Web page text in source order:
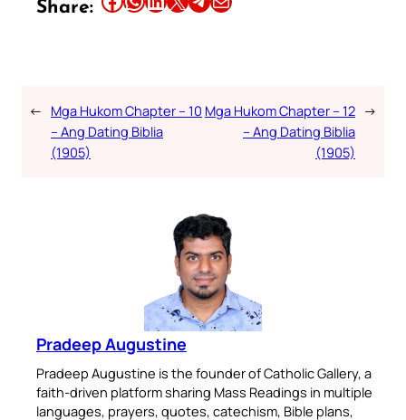
Share:
← Mga Hukom Chapter – 10
– Ang Dating Biblia
(1905)
Mga Hukom Chapter – 12
– Ang Dating Biblia
(1905)
→
Pradeep Augustine
Pradeep Augustine is the founder of Catholic Gallery, a
faith-driven platform sharing Mass Readings in multiple
languages, prayers, quotes, catechism, Bible plans,